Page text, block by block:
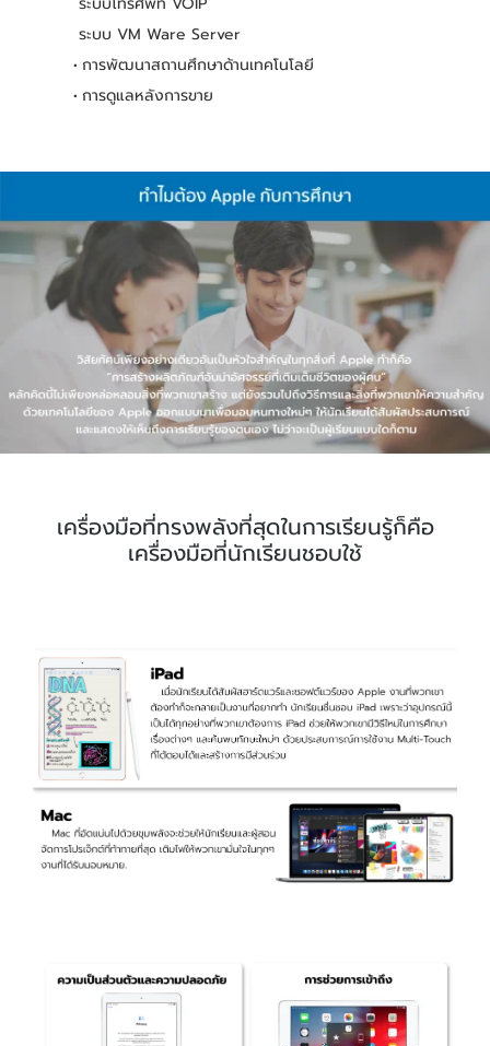
ระบบ VM Ware Server
การพัฒนาสถานศึกษาด้านเทคโนโลยี
การดูแลหลังการขาย
เครื่องมือที่ทรงพลังที่สุดในการเรียนรู้ก็คือ
เครื่องมือที่นักเรียนชอบใช้